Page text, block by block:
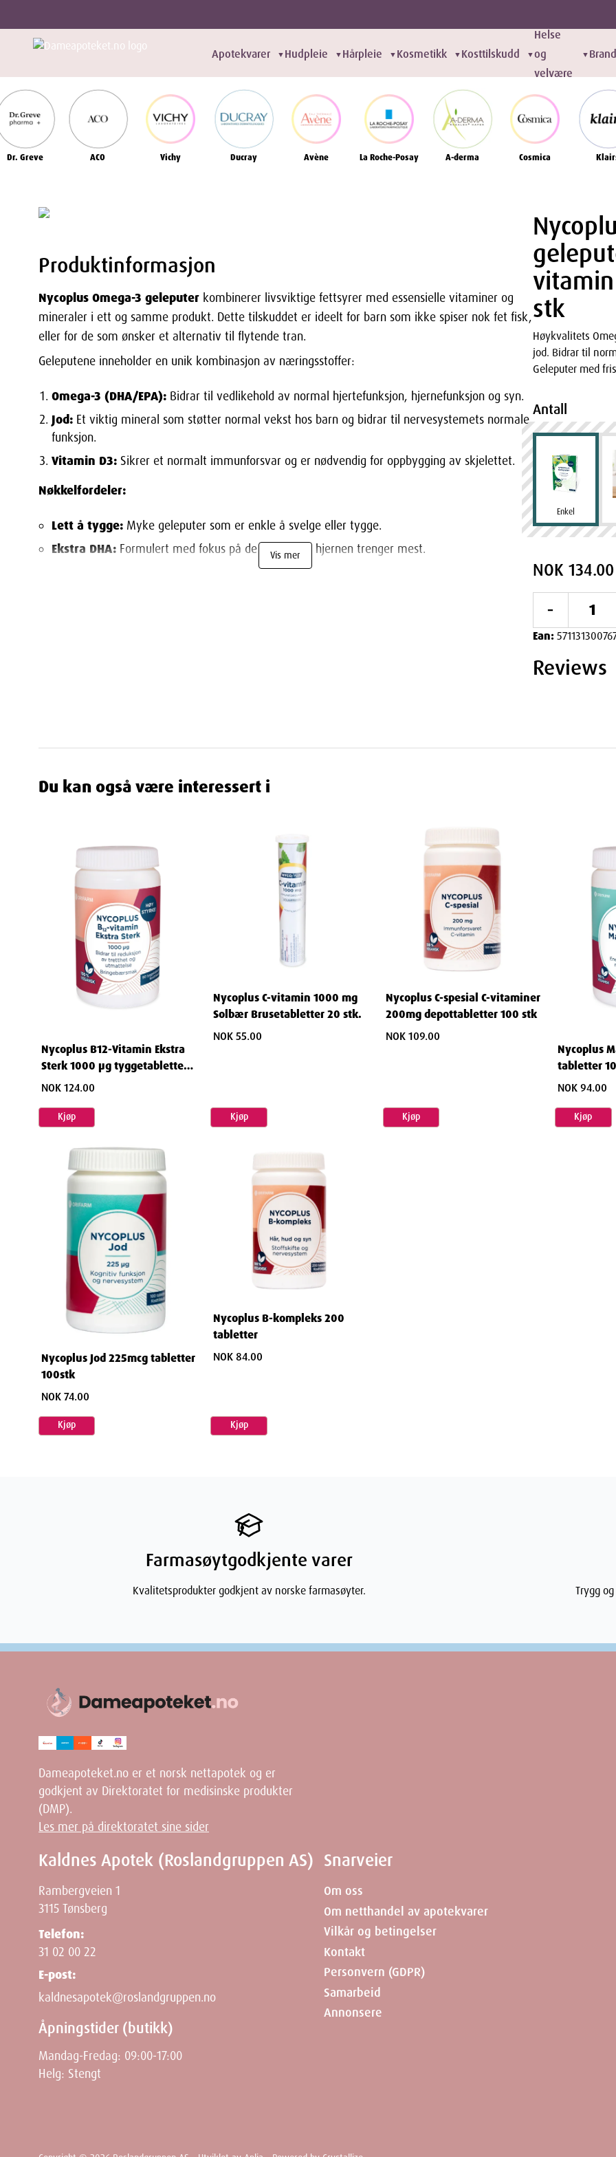
Apotekvarer ▼ Hudpleie ▼ Hårpleie ▼ Kosmetikk ▼ Kosttilskudd ▼
Helse
og
velvære
▼
Dr. Greve ACO Vichy Ducray Avène La Roche-Posay A-derma Cosmica
Produktinformasjon
Nycoplus Omega-3 geleputer kombinerer livsviktige fettsyrer med essensielle vitaminer og
mineraler i ett og samme produkt. Dette tilskuddet er ideelt for barn som ikke spiser nok fet fisk,
eller for de som ønsker et alternativ til flytende tran.
Geleputene inneholder en unik kombinasjon av næringsstoffer:
Omega-3 (DHA/EPA): Bidrar til vedlikehold av normal hjertefunksjon, hjernefunksjon og syn.
Jod: Et viktig mineral som støtter normal vekst hos barn og bidrar til nervesystemets normale
funksjon.
Vitamin D3: Sikrer et normalt immunforsvar og er nødvendig for oppbygging av skjelettet.
Nøkkelfordeler:
Lett å tygge: Myke geleputer som er enkle å svelge eller tygge.
Ekstra DHA: Formulert med fokus på de fettsyrene hjernen trenger mest.
Én pute daglig gir 10 μg D-vitamin (anbefalt mengde).
Ingredienser: konsentrert fiskeolje, søtstoff (xylitol, sorbitol), renset vann, gelatin (fisk),
middel (trinatriumsitrat, eplesyre), aroma (naturlig sitronaroma, naturlig appelsinaroma,
pasjonsfruktaroma), fortykningsmiddel (akasiegummi), antioksidant (askorbinsyre), fargestoff
(paprikaekstrakt), jod (kaliumjodid), vitamin D (kolekalsiferol).
Vis mer
stk
Høykvalitets
jod. Bidrar til
Geleputer med
Antall
Enkel
NOK 134.00
-
Ean:
Reviews
Du kan også være interessert i
Nycoplus B12-Vitamin Ekstra
Sterk 1000 µg tyggetabletter
90 stk
NOK 124.00
Kjøp
Nycoplus C-vitamin 1000 mg
Solbær Brusetabletter 20 stk.
NOK 55.00
Kjøp
Nycoplus C-spesial C-vitaminer
200mg depottabletter 100 stk
NOK 109.00
Kjøp
Nycoplus
tabletter
NOK 94.00
Kjøp
Nycoplus Jod 225mcg tabletter
100stk
NOK 74.00
Kjøp
Nycoplus B-kompleks 200
tabletter
NOK 84.00
Kjøp
Farmasøytgodkjente varer
Kvalitetsprodukter godkjent av norske farmasøyter. Trygg
Dameapoteket.no er et norsk nettapotek og er
godkjent av Direktoratet for medisinske produkter
(DMP).
Les mer på direktoratet sine sider
Kaldnes Apotek (Roslandgruppen AS)
Rambergveien 1
3115 Tønsberg
Telefon:
31 02 00 22
E-post:
kaldnesapotek@roslandgruppen.no
Åpningstider (butikk)
Mandag-Fredag: 09:00-17:00
Helg: Stengt
Snarveier
Om oss
Om netthandel av apotekvarer
Vilkår og betingelser
Kontakt
Personvern (GDPR)
Samarbeid
Annonsere